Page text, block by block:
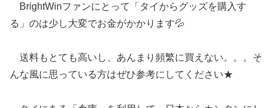
BrightWinファンにとって「タイからグッズを購入す
る」のは少し大変でお金がかかります💦
送料もとても高いし、あんまり頻繁に買えない。。。そ
んな風に思っている方はぜひ参考にしてください★